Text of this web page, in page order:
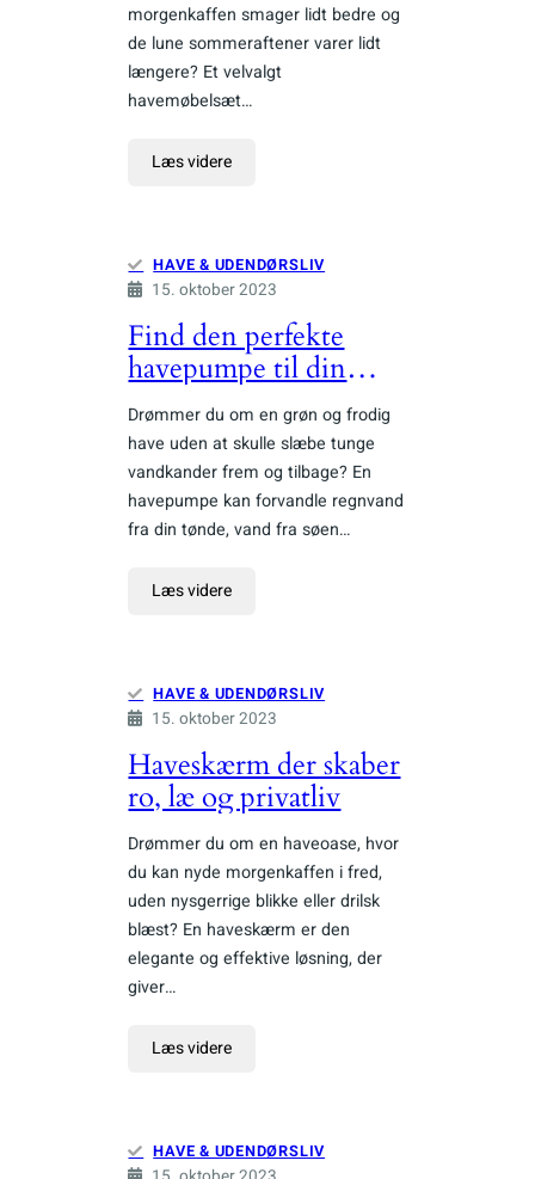
morgenkaffen smager lidt bedre og
de lune sommeraftener varer lidt
længere? Et velvalgt
havemøbelsæt…
Læs videre
HAVE & UDENDØRSLIV
15. oktober 2023
Find den perfekte
havepumpe til din
have
Drømmer du om en grøn og frodig
have uden at skulle slæbe tunge
vandkander frem og tilbage? En
havepumpe kan forvandle regnvand
fra din tønde, vand fra søen…
Læs videre
HAVE & UDENDØRSLIV
15. oktober 2023
Haveskærm der skaber
ro, læ og privatliv
Drømmer du om en haveoase, hvor
du kan nyde morgenkaffen i fred,
uden nysgerrige blikke eller drilsk
blæst? En haveskærm er den
elegante og effektive løsning, der
giver…
Læs videre
HAVE & UDENDØRSLIV